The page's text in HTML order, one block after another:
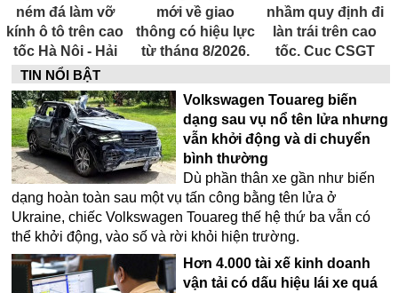
ném đá làm vỡ
kính ô tô trên cao
tốc Hà Nội - Hải
Phòng có biểu
hiện trầm cảm
mới về giao
thông có hiệu lực
từ tháng 8/2026,
nhầm quy định đi
làn trái trên cao
tốc, Cục CSGT
TIN NỔI BẬT
Volkswagen Touareg biến
dạng sau vụ nổ tên lửa nhưng
vẫn khởi động và di chuyển
bình thường
Dù phần thân xe gần như biến
dạng hoàn toàn sau một vụ tấn công bằng tên lửa ở
Ukraine, chiếc Volkswagen Touareg thế hệ thứ ba vẫn có
thể khởi động, vào số và rời khỏi hiện trường.
Hơn 4.000 tài xế kinh doanh
vận tải có dấu hiệu lái xe quá